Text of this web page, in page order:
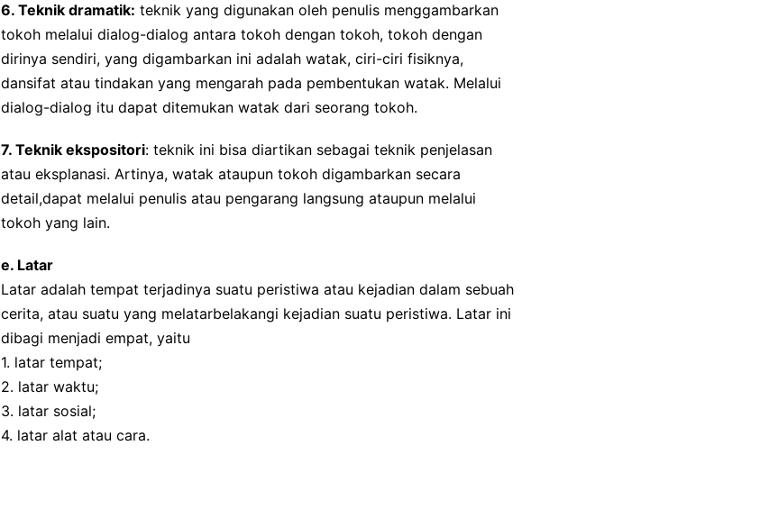
6. Teknik dramatik: teknik yang digunakan oleh penulis menggambarkan
tokoh melalui dialog-dialog antara tokoh dengan tokoh, tokoh dengan
dirinya sendiri, yang digambarkan ini adalah watak, ciri-ciri fisiknya,
dansifat atau tindakan yang mengarah pada pembentukan watak. Melalui
dialog-dialog itu dapat ditemukan watak dari seorang tokoh.
7. Teknik ekspositori: teknik ini bisa diartikan sebagai teknik penjelasan
atau eksplanasi. Artinya, watak ataupun tokoh digambarkan secara
detail,dapat melalui penulis atau pengarang langsung ataupun melalui
tokoh yang lain.
e. Latar
Latar adalah tempat terjadinya suatu peristiwa atau kejadian dalam sebuah
cerita, atau suatu yang melatarbelakangi kejadian suatu peristiwa. Latar ini
dibagi menjadi empat, yaitu
1. latar tempat;
2. latar waktu;
3. latar sosial;
4. latar alat atau cara.